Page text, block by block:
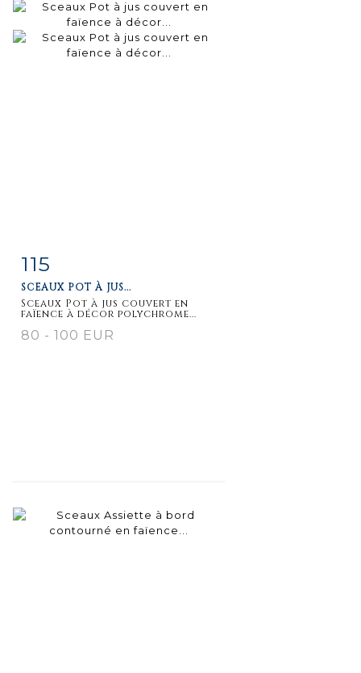
115
SCEAUX POT À JUS...
Sceaux Pot à jus couvert en
faïence à décor polychrome...
80 - 100 EUR